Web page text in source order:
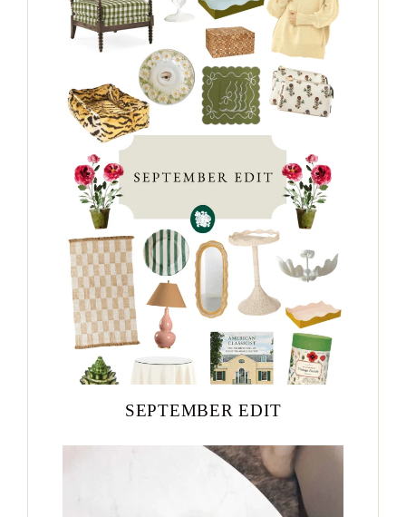
SEPTEMBER EDIT